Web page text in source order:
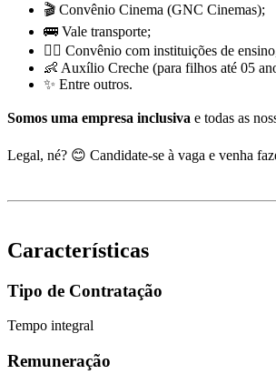
🎬 Convênio Cinema (GNC Cinemas);
🚌 Vale transporte;
🏋️‍♂️ Convênio com instituições de
👶 Auxílio Creche (para filhos até 05
✨ Entre outros.
Somos uma empresa inclusiva e todas as
Legal, né? 😊 Candidate-se à vaga e venha
Características
Tipo de Contratação
Tempo integral
Remuneração